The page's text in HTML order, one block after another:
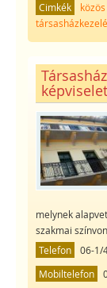
Cimkék
melynek
szakmai
Telefon
06-1/
Mobiltelefon